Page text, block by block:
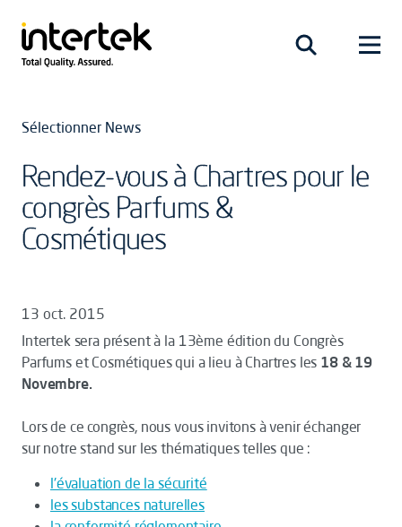
Sélectionner News
Rendez-vous à Chartres pour le
congrès Parfums &
Cosmétiques
13 oct. 2015
Intertek sera présent à la 13ème édition du Congrès
Parfums et Cosmétiques qui a lieu à Chartres les 18 & 19
Novembre.
Lors de ce congrès, nous vous invitons à venir échanger
sur notre stand sur les thématiques telles que :
l'évaluation de la sécurité
les substances naturelles